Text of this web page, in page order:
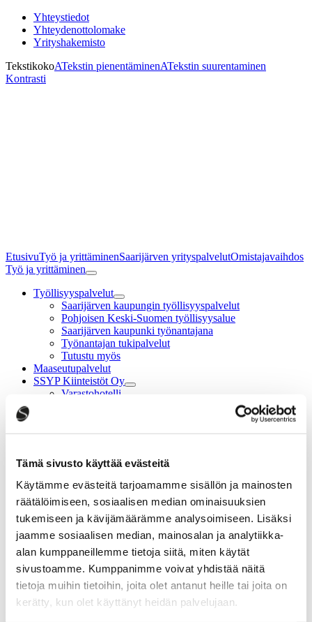
Tämä sivusto käyttää evästeitä
Käytämme evästeitä tarjoamamme sisällön ja mainosten
räätälöimiseen, sosiaalisen median ominaisuuksien
tukemiseen ja kävijämäärämme analysoimiseen. Lisäksi
jaamme sosiaalisen median, mainosalan ja analytiikka-
alan kumppaneillemme tietoja siitä, miten käytät
sivustoamme. Kumppanimme voivat yhdistää näitä
tietoja muihin tietoihin, joita olet antanut heille tai joita on
kerätty, kun olet käyttänyt heidän palvelujaan.
Yhteystiedot
Yhteydenottolomake
Yrityshakemisto
TekstikokoATekstin pienentäminenATekstin suurentaminen
Kontrasti
EtusivuTyö ja yrittäminenSaarijärven yrityspalvelutOmistajavaihdos
Työ ja yrittäminen
Työllisyyspalvelut
Saarijärven kaupungin työllisyyspalvelut
Pohjoisen Keski-Suomen työllisyysalue
Saarijärven kaupunki työnantajana
Työnantajan tukipalvelut
Tutustu myös
Maaseutupalvelut
SSYP Kiinteistöt Oy
Varastohotelli
Vapaat tilat
Saarijärven yrityspalvelut
Tietoja meistä
Yrityksen sijoittuminen
Omistajavaihdos
Yrityksen kehittäminen
Yrityksen perustaminen
Hankkeet
Avoimet työpaikat
Omistajanvaihdos